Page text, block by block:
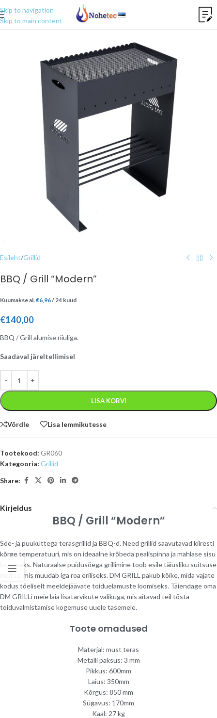
Skip to navigation
Skip to main content
Esileht/Grillid
BBQ / Grill “Modern”
Kuumakse al. €6,96/ 24 kuud
€140,00
BBQ / Grill alumise riiuliga.
Saadaval järeltellimisel
LISA KORVI
Võrdle Lisa lemmikutesse
Tootekood: GR060
Kategooria: Grillid
Share:
Kirjeldus
BBQ / Grill “Modern”
Söe- ja puuküttega terasgrillid ja BBQ-d. Need grillid saavutavad kiiresti
kõrge temperatuuri, mis on ideaalne krõbeda pealispinna ja mahlase sisu
loomiseks. Naturaalse puidusöega grillimine toob esile täiusliku suitsuse
maitse, mis muudab iga roa eriliseks. DM GRILL pakub kõike, mida vajate
kodus tõeliselt meeldejäävate toiduelamuste loomiseks. Täiendage oma
DM GRILLi meie laia lisatarvikute valikuga, mis aitavad teil tõsta
toiduvalmistamise kogemuse uuele tasemele.
Toote omadused
Materjal: must teras
Metalli paksus: 3 mm
Pikkus: 600mm
Laius: 350mm
Kõrgus: 850 mm
Sügavus: 170mm
Kaal: 27 kg